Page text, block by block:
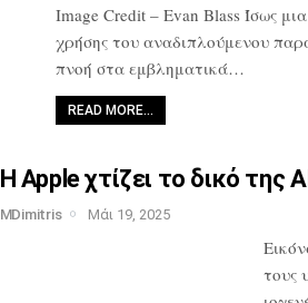
Image Credit – Evan Blass Ίσως
χρήσης του αναδιπλούμενου
πνοή στα εμβληματικά…
READ MORE…
Η Apple χτίζει το δικό της
MDimitris Μάι 19, 2025
τους